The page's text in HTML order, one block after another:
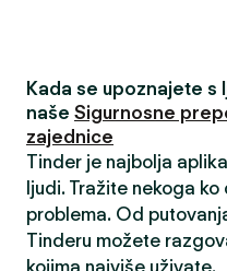
Kada se upoznajete s
naše Sigurnosne
zajednice
Tinder je najbolja
ljudi. Tražite nekoga
problema. Od
Tinderu možete
kojima najviše uživate.